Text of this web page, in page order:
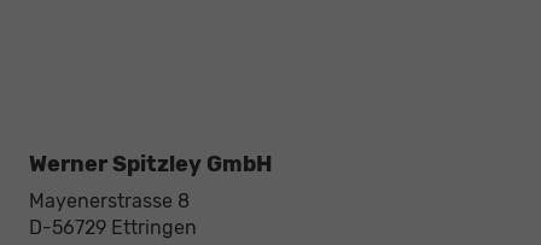
Werner Spitzley GmbH
Mayenerstrasse 8
D-56729 Ettringen